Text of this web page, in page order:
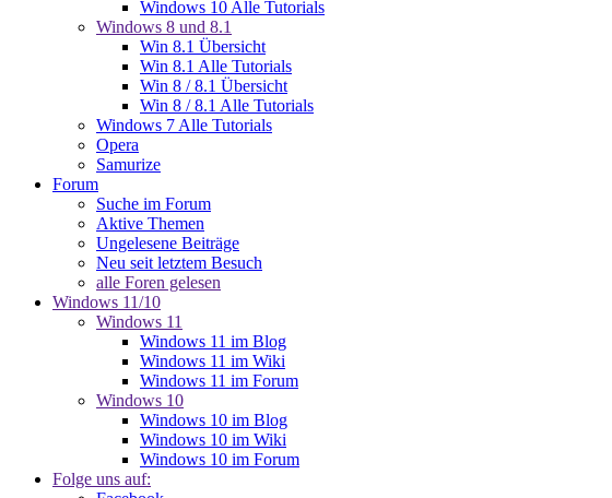
Windows 10 Alle Tutorials
Windows 8 und 8.1
Win 8.1 Übersicht
Win 8.1 Alle Tutorials
Win 8 / 8.1 Übersicht
Win 8 / 8.1 Alle Tutorials
Windows 7 Alle Tutorials
Opera
Samurize
Forum
Suche im Forum
Aktive Themen
Ungelesene Beiträge
Neu seit letztem Besuch
alle Foren gelesen
Windows 11/10
Windows 11
Windows 11 im Blog
Windows 11 im Wiki
Windows 11 im Forum
Windows 10
Windows 10 im Blog
Windows 10 im Wiki
Windows 10 im Forum
Folge uns auf: